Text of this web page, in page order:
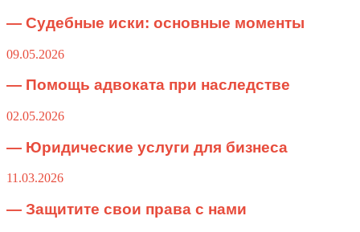
— Судебные иски: основные моменты
09.05.2026
— Помощь адвоката при наследстве
02.05.2026
— Юридические услуги для бизнеса
11.03.2026
— Защитите свои права с нами